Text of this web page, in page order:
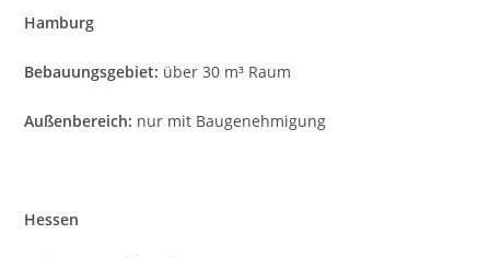
Hamburg
Bebauungsgebiet: über 30 m³ Raum
Außenbereich: nur mit Baugenehmigung
Hessen